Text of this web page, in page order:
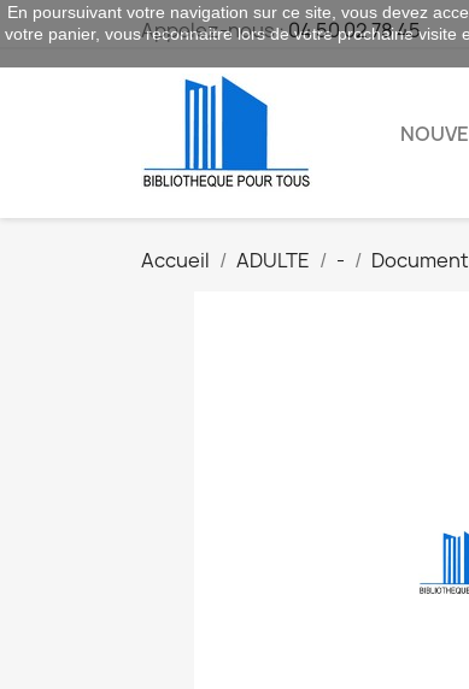
Appelez-nous :04 50 02 78 45
Accueil ADULTE -
En poursuivant votre navigation sur ce site, vous devez
votre panier, vous reconnaitre lors de votre prochaine